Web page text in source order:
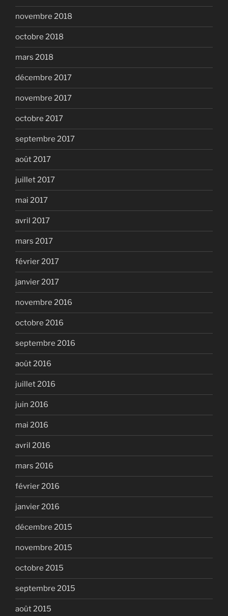
novembre 2018
octobre 2018
mars 2018
décembre 2017
novembre 2017
octobre 2017
septembre 2017
août 2017
juillet 2017
mai 2017
avril 2017
mars 2017
février 2017
janvier 2017
novembre 2016
octobre 2016
septembre 2016
août 2016
juillet 2016
juin 2016
mai 2016
avril 2016
mars 2016
février 2016
janvier 2016
décembre 2015
novembre 2015
octobre 2015
septembre 2015
août 2015